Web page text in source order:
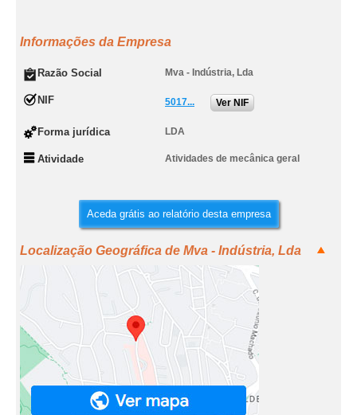
Informações da Empresa
Razão Social Mva - Indústria, Lda
NIF 5017... Ver NIF
Forma jurídica LDA
Atividade Atividades de mecânica geral
Aceda grátis ao relatório desta empresa
Localização Geográfica de Mva - Indústria, Lda